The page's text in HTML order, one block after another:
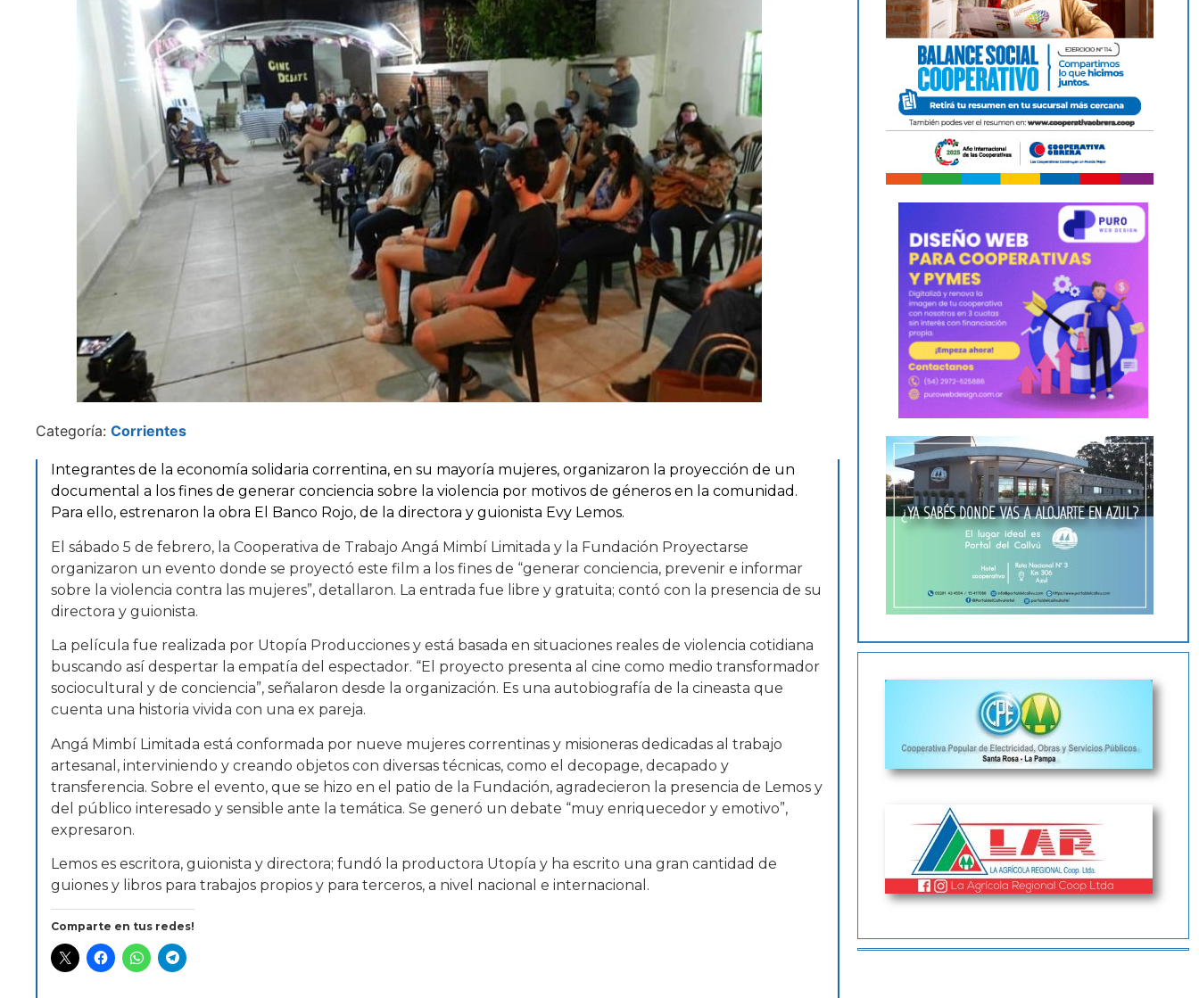
Categoría: Corrientes
Integrantes de la economía solidaria correntina, en su mayoría mujeres, organizaron la proyección de un
documental a los fines de generar conciencia sobre la violencia por motivos de géneros en la comunidad.
Para ello, estrenaron la obra El Banco Rojo, de la directora y guionista Evy Lemos.
El sábado 5 de febrero, la Cooperativa de Trabajo Angá Mimbí Limitada y la Fundación Proyectarse
organizaron un evento donde se proyectó este film a los fines de “generar conciencia, prevenir e informar
sobre la violencia contra las mujeres”, detallaron. La entrada fue libre y gratuita; contó con la presencia de su
directora y guionista.
La película fue realizada por Utopía Producciones y está basada en situaciones reales de violencia cotidiana
buscando así despertar la empatía del espectador. “El proyecto presenta al cine como medio transformador
sociocultural y de conciencia”, señalaron desde la organización. Es una autobiografía de la cineasta que
cuenta una historia vivida con una ex pareja.
Angá Mimbí Limitada está conformada por nueve mujeres correntinas y misioneras dedicadas al trabajo
artesanal, interviniendo y creando objetos con diversas técnicas, como el decopage, decapado y
transferencia. Sobre el evento, que se hizo en el patio de la Fundación, agradecieron la presencia de Lemos y
del público interesado y sensible ante la temática. Se generó un debate “muy enriquecedor y emotivo”,
expresaron.
Lemos es escritora, guionista y directora; fundó la productora Utopía y ha escrito una gran cantidad de
guiones y libros para trabajos propios y para terceros, a nivel nacional e internacional.
Comparte en tus redes!